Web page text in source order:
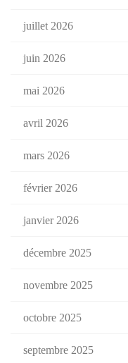
juillet 2026
juin 2026
mai 2026
avril 2026
mars 2026
février 2026
janvier 2026
décembre 2025
novembre 2025
octobre 2025
septembre 2025